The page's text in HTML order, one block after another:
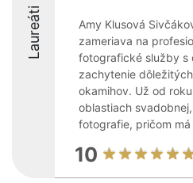
Laureáti
Amy Klusová
zameriava na
fotografické služby s
zachytenie
okamihov. Už od
oblastiach
fotografie, pričom
10